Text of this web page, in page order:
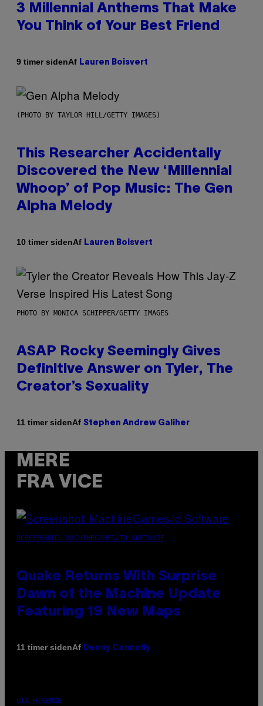
3 Millennial Anthems That Make
You Think of Your Best Friend
9 timer sidenAf Lauren Boisvert
(PHOTO BY TAYLOR HILL/GETTY IMAGES)
This Researcher Accidentally
Discovered the New ‘Millennial
Whoop’ of Pop Music: The Gen
Alpha Melody
10 timer sidenAf Lauren Boisvert
PHOTO BY MONICA SCHIPPER/GETTY IMAGES
ASAP Rocky Seemingly Gives
Definitive Answer on Tyler, The
Creator’s Sexuality
11 timer sidenAf Stephen Andrew Galiher
MERE
FRA VICE
SCREENSHOT: MACHINEGAMES/ID SOFTWARE
Quake Returns With Surprise
Dawn of the Machine Update
Featuring 19 New Maps
11 timer sidenAf Denny Connolly
VIA HISENSE